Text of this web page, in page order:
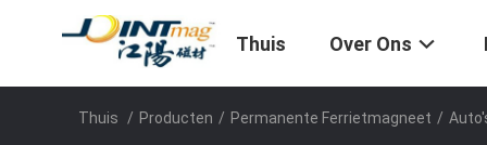
Thuis Over Ons
Thuis / Producten / Permanente Ferrietmagneet /